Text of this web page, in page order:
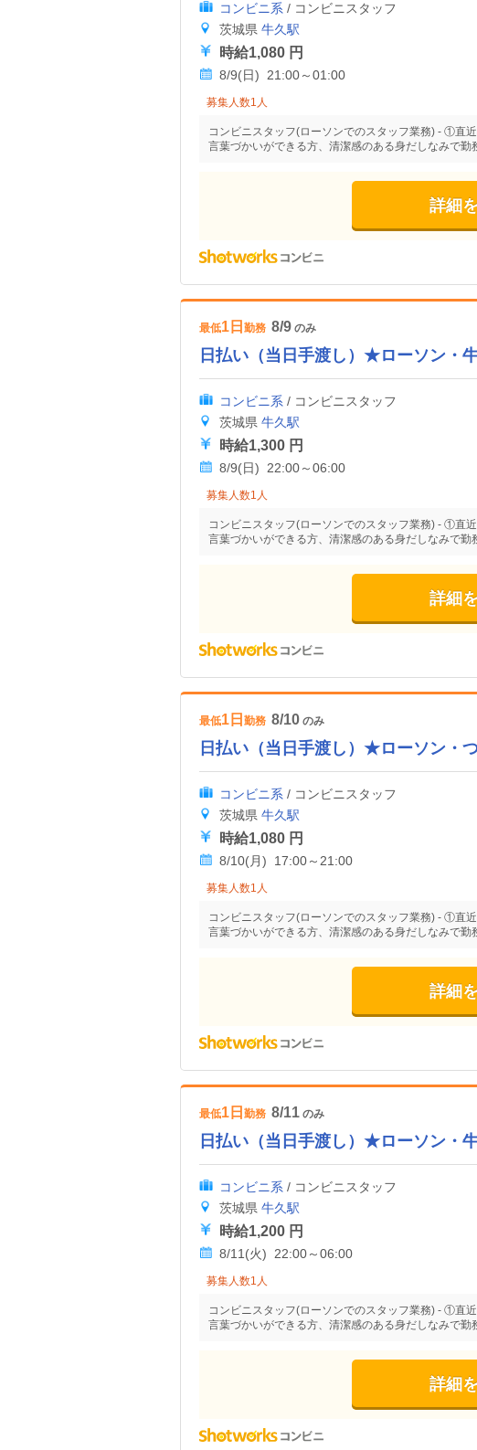
コンビニ系 / コンビニスタッフ
茨城県 牛久駅
時給1,080 円
8/9(日) 21:00～01:00
募集人数1人
コンビニスタッフ(ローソンでのスタッフ業務) - ①直
言葉づかいができる方、清潔感のある身だしなみで
詳細
最低1日 勤務 8/9 のみ
日払い（当日手渡し）★ローソン・
コンビニ系 / コンビニスタッフ
茨城県 牛久駅
時給1,300 円
8/9(日) 22:00～06:00
募集人数1人
コンビニスタッフ(ローソンでのスタッフ業務) - ①直
言葉づかいができる方、清潔感のある身だしなみで
詳細
最低1日 勤務 8/10 のみ
日払い（当日手渡し）★ローソン・
コンビニ系 / コンビニスタッフ
茨城県 牛久駅
時給1,080 円
8/10(月) 17:00～21:00
募集人数1人
コンビニスタッフ(ローソンでのスタッフ業務) - ①直
言葉づかいができる方、清潔感のある身だしなみで
詳細
最低1日 勤務 8/11 のみ
日払い（当日手渡し）★ローソン・
コンビニ系 / コンビニスタッフ
茨城県 牛久駅
時給1,200 円
8/11(火) 22:00～06:00
募集人数1人
コンビニスタッフ(ローソンでのスタッフ業務) - ①直
言葉づかいができる方、清潔感のある身だしなみで
詳細